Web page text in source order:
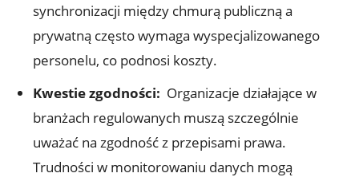
synchronizacji między chmurą publiczną a
prywatną często wymaga⁢ wyspecjalizowanego
personelu, ​co podnosi ‍koszty.
Kwestie zgodności: ⁤ Organizacje działające‍ w
branżach regulowanych muszą szczególnie
⁤uważać​ na zgodność z przepisami prawa.
Trudności ‍w ⁤monitorowaniu⁣ danych ‍mogą